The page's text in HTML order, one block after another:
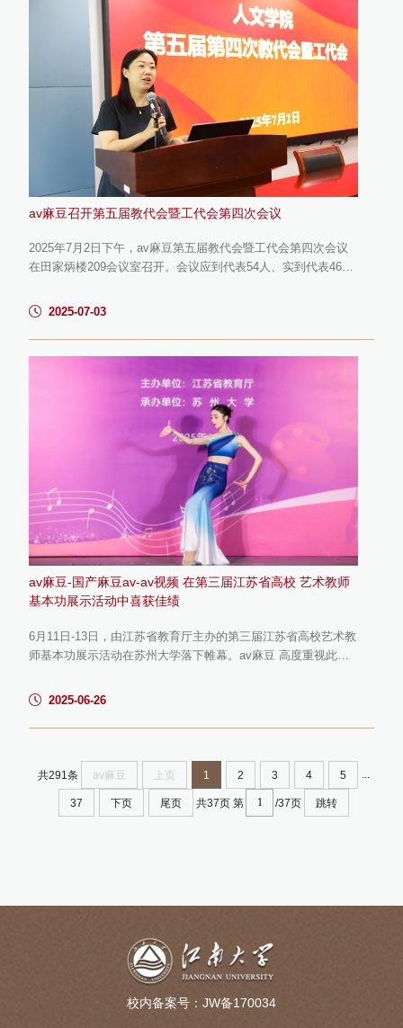
av麻豆召开第五届教代会暨工代会第四次会议
2025年7月2日下午，av麻豆第五届教代会暨工代会第四次会议
在田家炳楼209会议室召开。会议应到代表54人、实到代表46
国产麻豆av-av视频 2024年行政工作报告》，从人才培养、师资
顾了2024年学院工作成效和亮点成果，对照任期目标指出了存在
实创新，助力学院发...
2025-07-03
av麻豆-国产麻豆av-av视频 在第三届江苏省高校 艺术教师
基本功展示活动中喜获佳绩
6月11日-13日，由江苏省教育厅主办的第三届江苏省高校艺术教
师基本功展示活动在苏州大学落下帷幕。av麻豆 高度重视此次
示水平，最终av麻豆选派了郑雯雯、林伯涵、侯侠3位优秀教师
所高校441位教师参赛，旨在提升高校艺术教师的美育素养，加
动分为...
2025-06-26
共291条 av麻豆 上页 1 2 3 4 5
37 下页 尾页 共37页 第 /37页 跳转
校内备案号：JW备170034